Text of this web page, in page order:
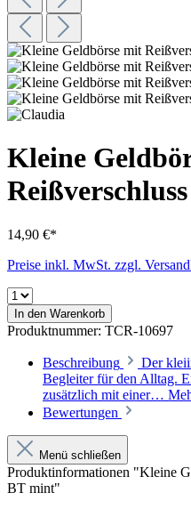
Kleine
14,90 €*
Preise inkl. MwSt. zzgl.
In den Warenkorb
Produktnummer: TCR-10697
Beschreibung
Der
Begleiter für den Alltag.
zusätzlich mit einer…
Bewertungen
Menü schließen
Produktinformationen "Kleine
BT mint"